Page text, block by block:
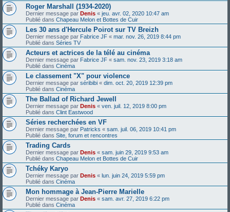
Roger Marshall (1934-2020)
Dernier message par Denis « jeu. avr. 02, 2020 10:47 am
Publié dans Chapeau Melon et Bottes de Cuir
Les 30 ans d'Hercule Poirot sur TV Breizh
Dernier message par Fabrice JF « mar. nov. 26, 2019 8:44 pm
Publié dans Séries TV
Acteurs et actrices de la télé au cinéma
Dernier message par Fabrice JF « sam. nov. 23, 2019 3:18 am
Publié dans Cinéma
Le classement "X" pour violence
Dernier message par séribibi « dim. oct. 20, 2019 12:39 pm
Publié dans Cinéma
The Ballad of Richard Jewell
Dernier message par Denis « ven. juil. 12, 2019 8:00 pm
Publié dans Clint Eastwood
Séries recherchées en VF
Dernier message par Patricks « sam. juil. 06, 2019 10:41 pm
Publié dans Site, forum et rencontres
Trading Cards
Dernier message par Denis « sam. juin 29, 2019 9:53 am
Publié dans Chapeau Melon et Bottes de Cuir
Tchéky Karyo
Dernier message par Denis « lun. juin 24, 2019 5:59 pm
Publié dans Cinéma
Mon hommage à Jean-Pierre Marielle
Dernier message par Denis « sam. avr. 27, 2019 6:22 pm
Publié dans Cinéma